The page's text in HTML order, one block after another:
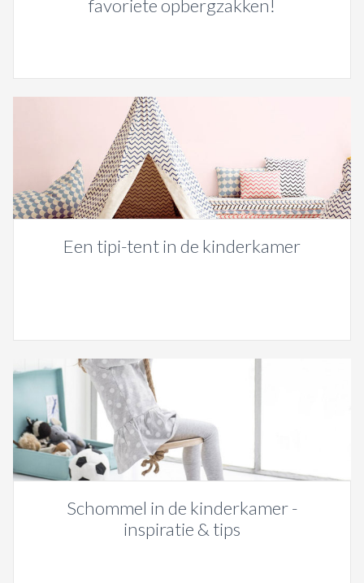
favoriete opbergzakken!
Een tipi-tent in de kinderkamer
Schommel in de kinderkamer -
inspiratie & tips